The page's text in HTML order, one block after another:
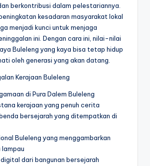
berkontribusi dalam pelestariannya.
kesadaran masyarakat lokal
menjadi kunci untuk menjaga
ini. Dengan cara ini, nilai-nilai
Buleleng yang kaya bisa tetap hidup
oleh generasi yang akan datang.
Kerajaan Buleleng
di Pura Dalem Buleleng
kerajaan yang penuh cerita
bersejarah yang ditempatkan di
Buleleng yang menggambarkan
lampau
dari bangunan bersejarah